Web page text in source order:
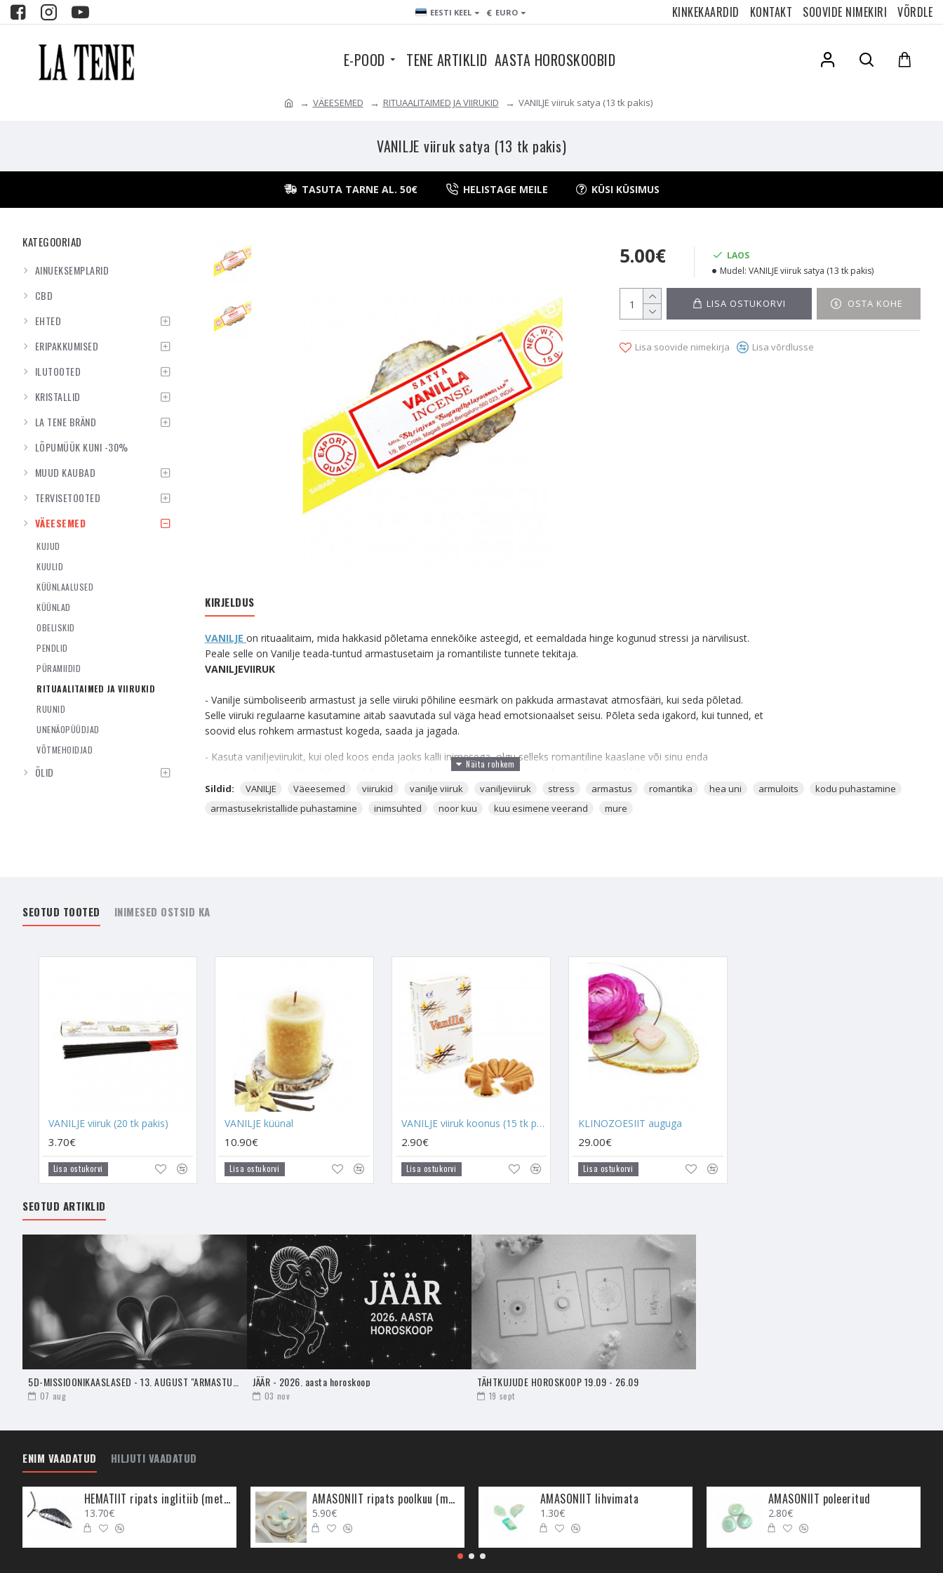
EESTI KEEL € EURO KINKEKAARDID KONTAKT SOOVIDE NIMEKIRI VÕRDLE
E-POOD TENE ARTIKLID AASTA HOROSKOOBID
VÄEESEMED RITUAALITAIMED JA VIIRUKID VANILJE viiruk satya (13 tk pakis)
VANILJE viiruk satya (13 tk pakis)
TASUTA TARNE AL. 50€ HELISTAGE MEILE KÜSI KÜSIMUS
KATEGOORIAD
AINUEKSEMPLARID
CBD
EHTED
ERIPAKKUMISED
ILUTOOTED
KRISTALLID
LA TENE BRÄND
LÕPUMÜÜK KUNI -30%
MUUD KAUBAD
TERVISETOOTED
VÄEESEMED
KUJUD
KUULID
KÜÜNLAALUSED
KÜÜNLAD
OBELISKID
PENDLID
PÜRAMIIDID
RITUAALITAIMED JA VIIRUKID
RUUNID
UNENÄOPÜÜDJAD
VÕTMEHOIDJAD
ÕLID
5.00€
LAOS
Mudel: VANILJE viiruk satya (13 tk pakis)
LISA OSTUKORVI OSTA KOHE
Lisa soovide nimekirja Lisa võrdlusse
KIRJELDUS
VANILJE on rituaalitaim, mida hakkasid põletama ennekõike asteegid, et eemaldada hinge kogunud stressi ja närvilisust.
Peale selle on Vanilje teada-tuntud armastusetaim ja romantiliste tunnete tekitaja.
VANILJEVIIRUK
- Vanilje sümboliseerib armastust ja selle viiruki põhiline eesmärk on pakkuda armastavat atmosfääri, kui seda põletad.
Selle viiruki regulaarne kasutamine aitab saavutada sul väga head emotsionaalset seisu. Põleta seda igakord, kui tunned, et
soovid elus rohkem armastust kogeda, saada ja jagada.
- Kasuta vaniljeviirukit, kui oled koos enda jaoks kalli inimesega, olgu selleks romantiline kaaslane või sinu enda
perekonnaliige. See ühendab, muudab inimsuhteid tugevamaks ja sügavamaks. Vanilje eemaldab negatiivse energia, mis ei
lase sul teise inimese võlusid ja ilu näha. See toob välja meis kõigis kõige ilusamad jooned.
- Põleta seda Noore Kuu või Kuu esimese veerandi ajal, et suurendada armastuseõnneenergiat. Tee seda alati enne seda,
- Vaniljeviirukit põletades võid tunda, kuidas mured kaovad ära ja sa suudad hetke rohkem nautida. Elu ilu ja võlu peitub
kristallidening nendest valmistatud
- Põletage Vaniljeviirukit, kui soovite koju tuua romantilisemat atmosfääri. Vanilje on tuntud rituaalitaim, mida on kasutatud
aegade algusest peale armuloitsudes ja erinevates armurituaalides.
- Vaniljeviiruki põletamisega kanduvad sinu koju selle taime energiad, need vaigistavad pinget ja stressi, eriti suhtes
esinevat pinget. Kui omavahel ei saada hästi läbi või pisitülid on rikkunud oskuse üksteist nautida ning teineteisega rahul
olla, siis Vaniljeviiruk on väga kasulik. See aitab keskenduda partneri headele külgedele, mitte tema vigadele või olnud
probleemidele. Vaniljeviirukit põletades soovi alati midagi, mis on seotud armastuse ja suhtega. Kui sa oled suhtes, siis
soovi oma suhtesse paremaid aegu, vallalisena seda, et kohtuksid kunagi oma hingesugulasega. Põleta viirukeid alati
tähendusrikkalt.
- Vanilje viiruk aktiveerib Lääne-ilmakaares perekonna ühte kokkuhoidmise energia. Soovitan sul seal hoida ka
lihvimata AmasoniitijaKuukivi, et toetada perekonna omavahelist läbisaamist.
närvilisus, stress või lausa agressiivne käitumine. Vaniljeviirukid aitavad puhastada sinu kodust ja su pereliimetest stressi.
- Vaniljeviiruk on tõeliselt kasulik viiruk, kui sa otsid enda ellu midagi, mis turgutaks sinu hinge ja seda romantilisel viisil.
Vaniljeviiruki põletamine aitab luua sinu ümber ja ka sellesse keskkonda, kus sa seda põletad, väga romantilise atmosfääri.
Vanilje soodustab armastuseenergiate tervenemist ja aktiivseks muutumist. Kui tunned armastusest puudu, siis Vanilje
aitab seda sinu ellu tuua.
MIS ON VIIRUKID?
aitavad mediteerida, leevendada sinu ja keskkonna stressi, avada konkreetsemaid energiaid, puhastada
keskkonda, ningrituaale ja maagiaid ellu viia. Need on ühele spirituaalsele hingele väga kasulikud väeesemed.
rituaalide tegemisel ära kasutada. Suits on alati olnud maagiline vahend energiate puhastamiseks või nende tööle
Erinevatel viirukitel on oma unikaalne toime, oleneb, millise taime essentsist see koosneb. Kõik viirukid töötavad ühise
eesmärgi nimel, milleks on Aura ja keskkonna tervendamine. Viirukite regulaarne kasutamine aitab hoida sinu meeled,
koduenergia ja kristallid positiivselt aktiivsetena.
VIIRUKI KASUTAMINE JA SELLE VAJADUS
Sildid: VANILJE Väeesemed viirukid vanilje viiruk vaniljeviiruk stress armastus romantika hea uni armuloits
kodu puhastamine
armastusekristallide puhastamine
inimsuhted noor kuu kuu esimene veerand mure
SEOTUD TOOTED INIMESED OSTSID KA
VANILJE viiruk (20 tk pakis)
3.70€
Lisa ostukorvi
VANILJE küünal
10.90€
Lisa ostukorvi
VANILJE viiruk koonus (15 tk pakis)
2.90€
Lisa ostukorvi
KLINOZOESIIT auguga
29.00€
Lisa ostukorvi
SEOTUD ARTIKLID
5D-MISSIOONIKAASLASED - 13. AUGUST "ARMASTUSE AEG"
07 aug
JÄÄR - 2026. aasta horoskoop
03 nov
TÄHTKUJUDE HOROSKOOP 19.09 - 26.09
19 sept
ENIM VAADATUD HILJUTI VAADATUD
HEMATIIT ripats inglitiib (metall)
13.70€
AMASONIIT ripats poolkuu (metall)
5.90€
AMASONIIT lihvimata
1.30€
AMASONIIT poleeritud
2.80€